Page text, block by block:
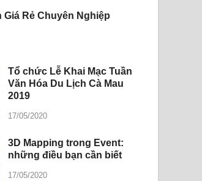
Rẻ Chuyên Nghiệp
Tổ chức Lễ Khai Mạc Tuần
Văn Hóa Du Lịch Cà Mau
2019
17/05/2020
3D Mapping trong Event:
những điều bạn cần biết
17/05/2020